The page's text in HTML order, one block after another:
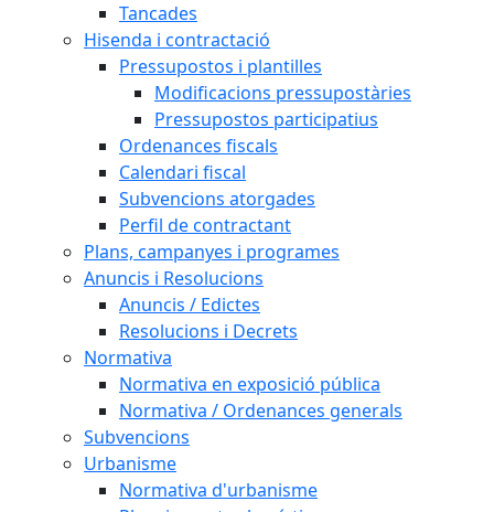
Tancades
Hisenda i contractació
Pressupostos i plantilles
Modificacions pressupostàries
Pressupostos participatius
Ordenances fiscals
Calendari fiscal
Subvencions atorgades
Perfil de contractant
Plans, campanyes i programes
Anuncis i Resolucions
Anuncis / Edictes
Resolucions i Decrets
Normativa
Normativa en exposició pública
Normativa / Ordenances generals
Subvencions
Urbanisme
Normativa d'urbanisme